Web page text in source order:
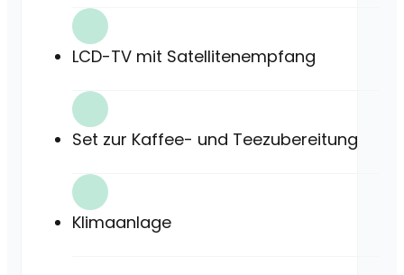
LCD-TV mit Satellitenempfang
Set zur Kaffee- und Teezubereitung
Klimaanlage